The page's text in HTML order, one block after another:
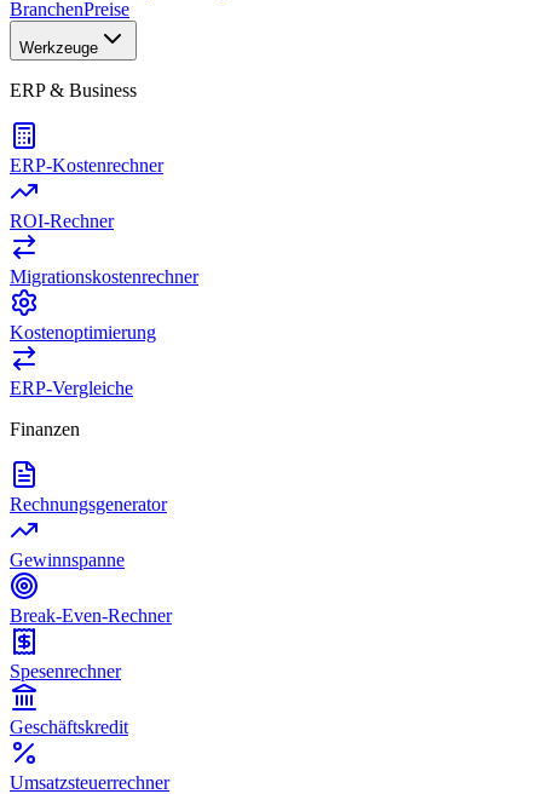
BranchenPreise
Werkzeuge
ERP & Business
ERP-Kostenrechner
ROI-Rechner
Migrationskostenrechner
Kostenoptimierung
ERP-Vergleiche
Finanzen
Rechnungsgenerator
Gewinnspanne
Break-Even-Rechner
Spesenrechner
Geschäftskredit
Umsatzsteuerrechner